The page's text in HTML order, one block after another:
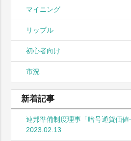
マイニング
リップル
初心者向け
市況
新着記事
連邦準備制度理事「暗号通貨価
2023.02.13